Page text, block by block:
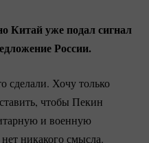
уже подал сигнал
России.
сделали. Хочу только
чтобы Пекин
и военную
никакого смысла.